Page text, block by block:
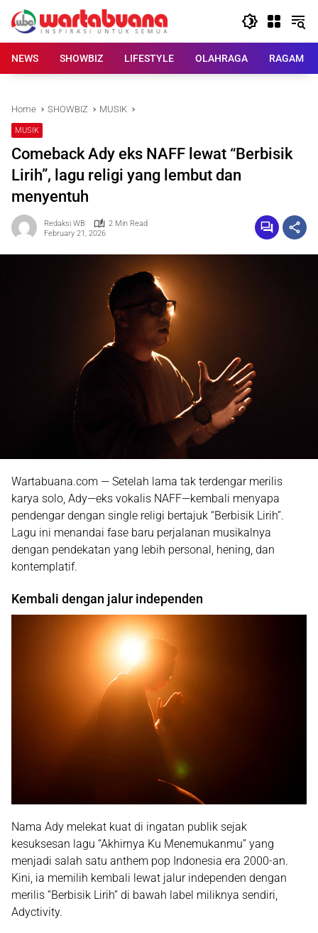
content
NEWS
SHOWBIZ LIFESTYLE OLAHRAGA RAGAM
Home SHOWBIZ MUSIK
MUSIK
Comeback Ady eks NAFF lewat “Berbisik
Lirih”, lagu religi yang lembut dan
menyentuh
Redaksi WB
2 Min Read
February 21, 2026
Wartabuana.com — Setelah lama tak terdengar merilis
karya solo, Ady—eks vokalis NAFF—kembali menyapa
pendengar dengan single religi bertajuk “Berbisik Lirih”.
Lagu ini menandai fase baru perjalanan musikalnya
dengan pendekatan yang lebih personal, hening, dan
kontemplatif.
Kembali dengan jalur independen
Nama Ady melekat kuat di ingatan publik sejak
kesuksesan lagu “Akhirnya Ku Menemukanmu” yang
menjadi salah satu anthem pop Indonesia era 2000-an.
Kini, ia memilih kembali lewat jalur independen dengan
merilis “Berbisik Lirih” di bawah label miliknya sendiri,
Adyctivity.